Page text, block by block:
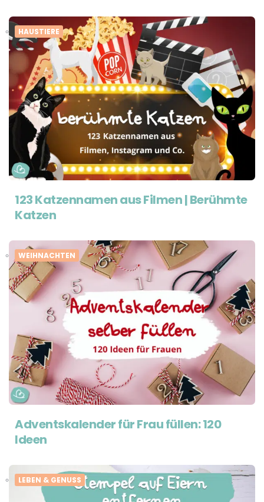
HAUSTIERE
123 Katzennamen aus Filmen | Berühmte
Katzen
WEIHNACHTEN
Adventskalender für Frau füllen: 120
Ideen
LEBEN & GENUSS